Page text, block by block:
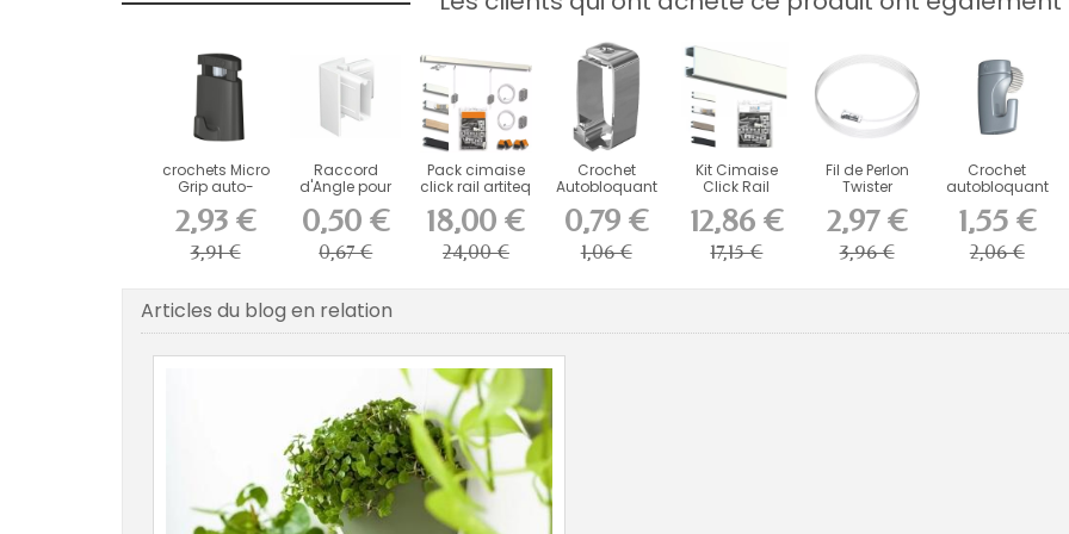
crochets Micro
Grip auto-
kgs...
2,93 €
3,91 €
Raccord
d'Angle pour
Rail...
0,50 €
0,67 €
Pack cimaise
click rail artiteq
18,00 €
24,00 €
Crochet
Autobloquant
pour...
0,79 €
1,06 €
Kit Cimaise
Click Rail
Fixations
12,86 €
17,15 €
Fil de Perlon
Twister
Artiteq 2...
2,97 €
3,96 €
Crochet
autobloquant
pour...
1,55 €
2,06 €
Articles du blog en relation